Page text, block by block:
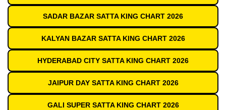
SADAR BAZAR SATTA KING CHART 2026
KALYAN BAZAR SATTA KING CHART 2026
HYDERABAD CITY SATTA KING CHART 2026
JAIPUR DAY SATTA KING CHART 2026
GALI SUPER SATTA KING CHART 2026